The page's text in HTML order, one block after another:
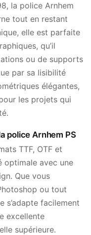
la police Arnhem
tout en restant
elle est parfaite
qu’il
ou de supports
par sa lisibilité
élégantes,
les projets qui
police Arnhem PS
TTF, OTF et
optimale avec une
Que vous
ou tout
s’adapte facilement
excellente
supérieure.